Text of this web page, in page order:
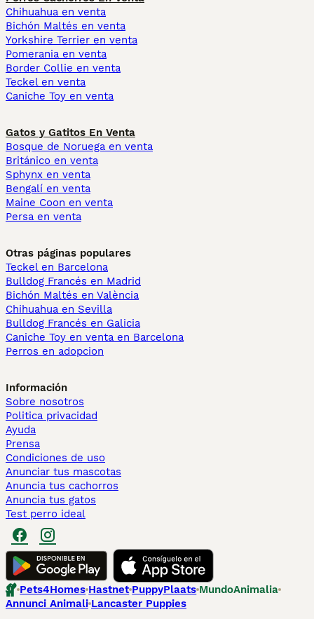
Chihuahua en venta
Bichón Maltés en venta
Yorkshire Terrier en venta
Pomerania en venta
Border Collie en venta
Teckel en venta
Caniche Toy en venta
Gatos y Gatitos En Venta
Bosque de Noruega en venta
Británico en venta
Sphynx en venta
Bengalí en venta
Maine Coon en venta
Persa en venta
Otras páginas populares
Teckel en Barcelona
Bulldog Francés en Madrid
Bichón Maltés en València
Chihuahua en Sevilla
Bulldog Francés en Galicia
Caniche Toy en venta en Barcelona
Perros en adopcion
Información
Sobre nosotros
Politica privacidad
Ayuda
Prensa
Condiciones de uso
Anunciar tus mascotas
Anuncia tus cachorros
Anuncia tus gatos
Test perro ideal
Pets4Homes Hastnet PuppyPlaats MundoAnimalia
Annunci Animali Lancaster Puppies